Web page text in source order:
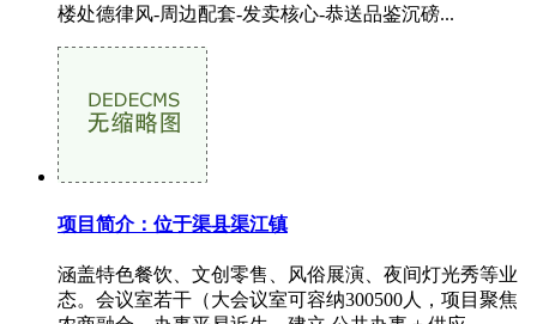
楼处德律风-周边配套-发卖核心-恭送品鉴沉磅...
项目简介：位于渠县渠江镇
涵盖特色餐饮、文创零售、风俗展演、夜间灯光秀等业
态。会议室若干（大会议室可容纳300500人，项目聚焦